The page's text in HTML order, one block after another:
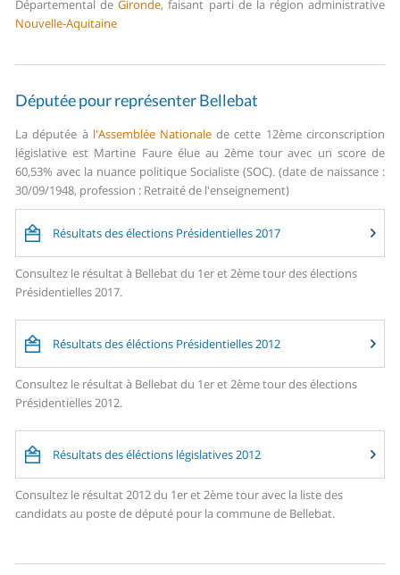
Départemental deGironde, faisant parti de la région administrative
Nouvelle-Aquitaine
Députée pour représenter Bellebat
La députée à l'Assemblée Nationale de cette 12ème circonscription
législative est Martine Faure élue au 2ème tour avec un score de
60,53% avec la nuance politique Socialiste (SOC). (date de naissance :
30/09/1948, profession : Retraité de l'enseignement)
Résultats des élections Présidentielles 2017
Consultez le résultat à Bellebat du 1er et 2ème tour des élections
Présidentielles 2017.
Résultats des éléctions Présidentielles 2012
Consultez le résultat à Bellebat du 1er et 2ème tour des élections
Présidentielles 2012.
Résultats des éléctions législatives 2012
Consultez le résultat 2012 du 1er et 2ème tour avec la liste des
candidats au poste de député pour la commune de Bellebat.